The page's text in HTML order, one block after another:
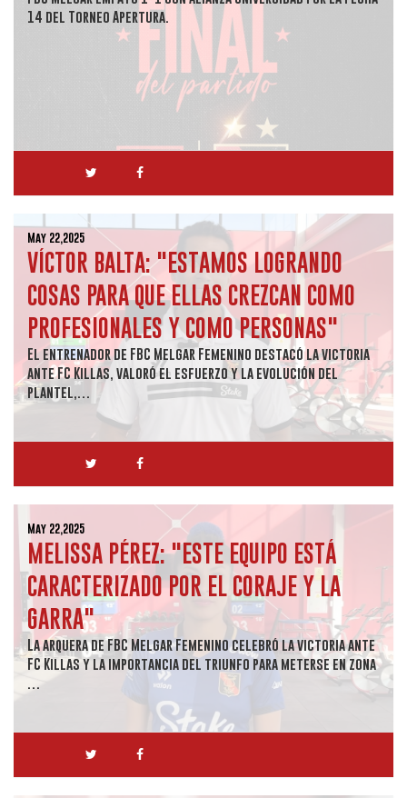
14 del Torneo Apertura.
May 22,2025
VÍCTOR BALTA: "ESTAMOS LOGRANDO
COSAS PARA QUE ELLAS CREZCAN COMO
PROFESIONALES Y COMO PERSONAS"
El entrenador de FBC Melgar Femenino destacó la victoria
ante FC Killas, valoró el esfuerzo y la evolución del
plantel,…
May 22,2025
MELISSA PÉREZ: "ESTE EQUIPO ESTÁ
CARACTERIZADO POR EL CORAJE Y LA
GARRA"
La arquera de FBC Melgar Femenino celebró la victoria ante
FC Killas y la importancia del triunfo para meterse en zona